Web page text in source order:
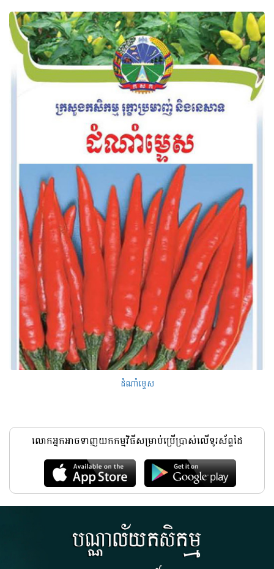
ដំណាំម្ទេស
លោកអ្នកអាចទាញយកកម្មវិធីសម្រាប់ប្រើប្រាស់លើទូរស័ព្ទដៃ